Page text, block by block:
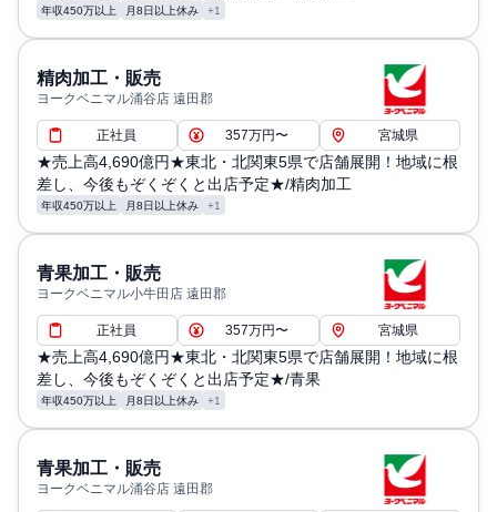
年収450万以上 月8日以上休み +1
精肉加工・販売
ヨークベニマル涌谷店 遠田郡
正社員 357万円〜 宮城県
★売上高4,690億円★東北・北関東5県で店舗展開！地域に根
差し、今後もぞくぞくと出店予定★/精肉加工
年収450万以上 月8日以上休み +1
青果加工・販売
ヨークベニマル小牛田店 遠田郡
正社員 357万円〜 宮城県
★売上高4,690億円★東北・北関東5県で店舗展開！地域に根
差し、今後もぞくぞくと出店予定★/青果
年収450万以上 月8日以上休み +1
青果加工・販売
ヨークベニマル涌谷店 遠田郡